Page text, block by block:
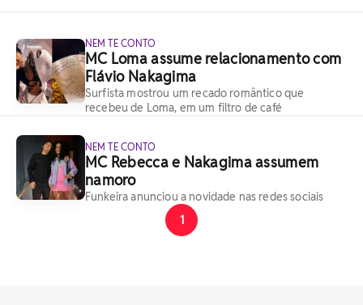
NEM TE CONTO
MC Loma assume relacionamento com
Flávio Nakagima
Surfista mostrou um recado romântico que
recebeu de Loma, em um filtro de café
NEM TE CONTO
MC Rebecca e Nakagima assumem
namoro
Funkeira anunciou a novidade nas redes sociais
1